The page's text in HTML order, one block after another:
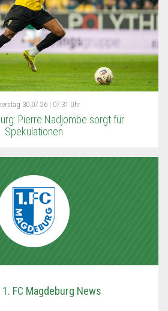
30.07.26 | 07:31 Uhr
Pierre Nadjombe sorgt für
Spekulationen
FC Magdeburg News